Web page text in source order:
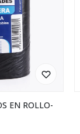
EN ROLLO-